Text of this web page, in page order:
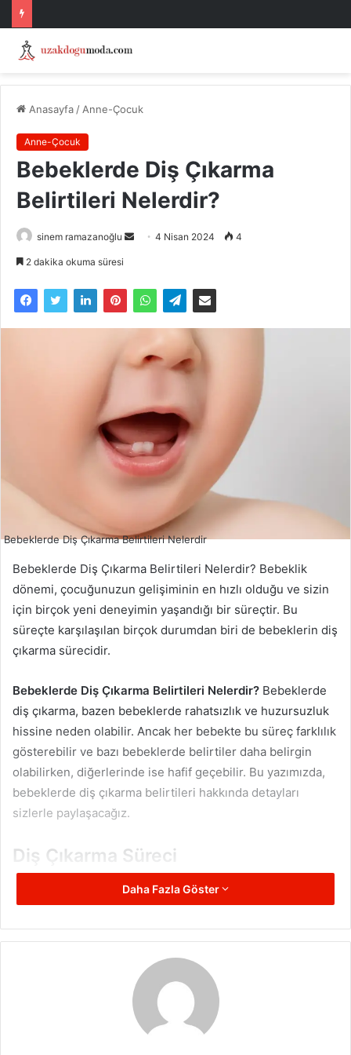
Anasayfa / Anne-Çocuk
Anne-Çocuk
Bebeklerde Diş Çıkarma
Belirtileri Nelerdir?
sinem ramazanoğlu
Bir
göndermek
4 Nisan 2024 4
2 dakika okuma süresi
Bebeklerde Diş Çıkarma Belirtileri Nelerdir
Bebeklerde Diş Çıkarma Belirtileri Nelerdir? Bebeklik
dönemi, çocuğunuzun gelişiminin en hızlı olduğu ve sizin
için birçok yeni deneyimin yaşandığı bir süreçtir. Bu
süreçte karşılaşılan birçok durumdan biri de bebeklerin diş
çıkarma sürecidir.
Bebeklerde Diş Çıkarma Belirtileri Nelerdir? Bebeklerde
diş çıkarma, bazen bebeklerde rahatsızlık ve huzursuzluk
hissine neden olabilir. Ancak her bebekte bu süreç farklılık
gösterebilir ve bazı bebeklerde belirtiler daha belirgin
olabilirken, diğerlerinde ise hafif geçebilir. Bu yazımızda,
bebeklerde diş çıkarma belirtileri hakkında detayları
sizlerle paylaşacağız.
Diş Çıkarma Süreci
Bebeklerde diş çıkarma süreci genellikle altıncı ay
civarında başlar. Ancak bazı bebeklerde bu süreç daha
erken veya daha geç başlayabilir. İlk diş genellikle alt ön
genellikle üç yaşına kadar devam eder ve bebeklerin tüm
süt dişlerini çıkarmasıyla tamamlanır.
Daha Fazla Göster